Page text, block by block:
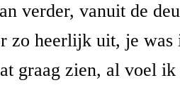
verder, vanuit de
zo heerlijk uit, je was
graag zien, al voel